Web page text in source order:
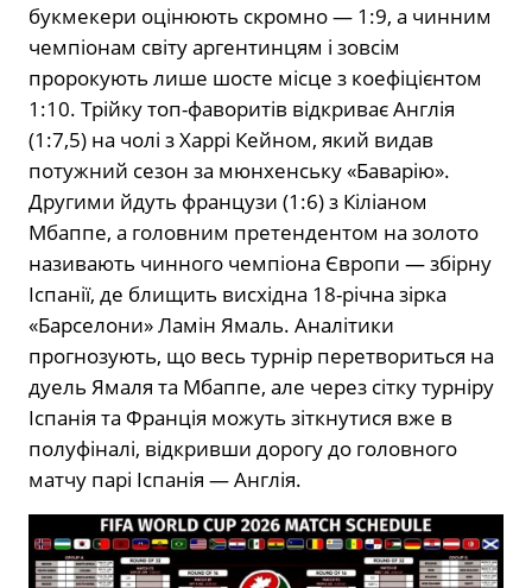
букмекери оцінюють скромно — 1:9, а чинним
чемпіонам світу аргентинцям і зовсім
пророкують лише шосте місце з коефіцієнтом
1:10. Трійку топ-фаворитів відкриває Англія
(1:7,5) на чолі з Харрі Кейном, який видав
потужний сезон за мюнхенську «Баварію».
Другими йдуть французи (1:6) з Кіліаном
Мбаппе, а головним претендентом на золото
називають чинного чемпіона Європи — збірну
Іспанії, де блищить висхідна 18-річна зірка
«Барселони» Ламін Ямаль. Аналітики
прогнозують, що весь турнір перетвориться на
дуель Ямаля та Мбаппе, але через сітку турніру
Іспанія та Франція можуть зіткнутися вже в
полуфіналі, відкривши дорогу до головного
матчу парі Іспанія — Англія.